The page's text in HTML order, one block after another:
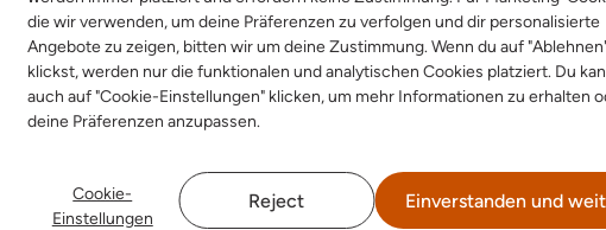
die wir verwenden, um deine Präferenzen zu verfolgen und dir personalisierte
Angebote zu zeigen, bitten wir um deine Zustimmung. Wenn du auf
klickst, werden nur die funktionalen und analytischen Cookies platziert. Du
auch auf "Cookie-Einstellungen" klicken, um mehr Informationen zu erhalten
deine Präferenzen anzupassen.
Cookie-
Einstellungen
Reject Einverstanden und
-50% -40%